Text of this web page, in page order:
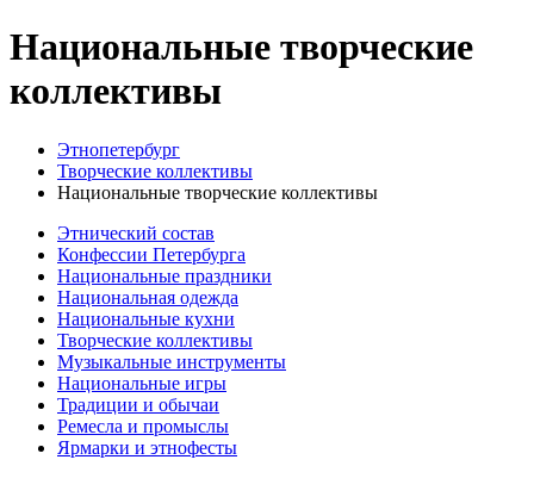
Национальные творческие
коллективы
Этнопетербург
Творческие коллективы
Национальные творческие коллективы
Этнический состав
Конфессии Петербурга
Национальные праздники
Национальная одежда
Национальные кухни
Творческие коллективы
Музыкальные инструменты
Национальные игры
Традиции и обычаи
Ремесла и промыслы
Ярмарки и этнофесты